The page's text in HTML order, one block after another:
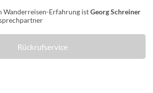
Wanderreisen-Erfahrung istGeorg Schreiner
Rückrufservice